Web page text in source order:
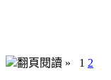
翻頁閱讀 » 1 2